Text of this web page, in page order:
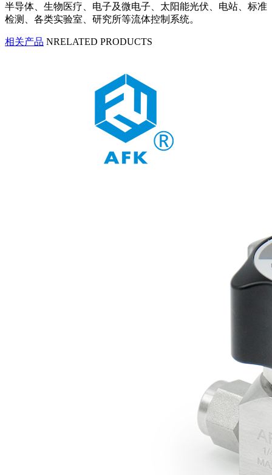
半导体、生物医疗、电子及微电子、太阳能光伏、电站、标准
检测、各类实验室、研究所等流体控制系统。
相关产品 NRELATED PRODUCTS